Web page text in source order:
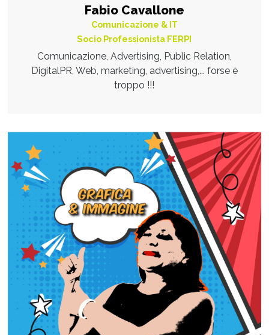
Fabio Cavallone
Comunicazione & IT
Socio Professionista FERPI
Comunicazione, Advertising, Public Relation,
DigitalPR, Web, marketing, advertising,... forse è
troppo !!!